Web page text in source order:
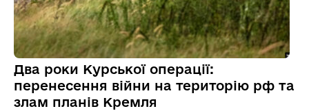
Два роки Курської операції:
перенесення війни на територію рф та
злам планів Кремля